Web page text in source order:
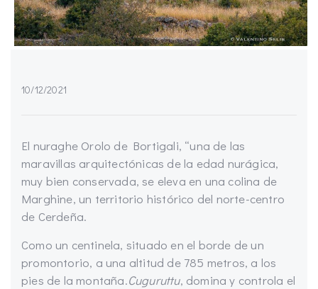
10/12/2021
El nuraghe Orolo de Bortigali, “una de las
maravillas arquitectónicas de la edad nurágica,
muy bien conservada, se eleva en una colina de
Marghine, un territorio histórico del norte-centro
de Cerdeña.
Como un centinela, situado en el borde de un
promontorio, a una altitud de 785 metros, a los
pies de la montaña.Cuguruttu, domina y controla el